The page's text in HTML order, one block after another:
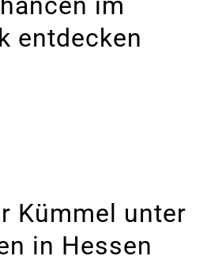
entdecken
Kümmel unter
in Hessen